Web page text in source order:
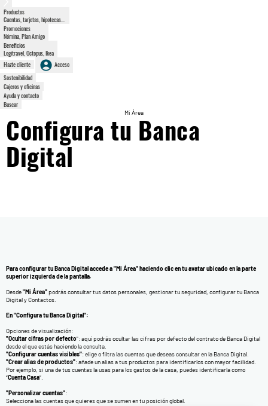
Productos
Cuentas, tarjetas, hipotecas...
Promociones
Nómina, Plan Amigo
Beneficios
Logitravel, Octopus, Ikea
Hazte cliente
Acceso
Sostenibilidad
Cajeros y oficinas
Ayuda y contacto
Buscar
Mi Área
Configura tu Banca
Digital
Para configurar tu Banca Digital accede a "Mi Área" haciendo clic en tu avatar ubicado en la parte
superior izquierda de la pantalla.
Desde"Mi Área"podrás consultar tus datos personales, gestionar tu seguridad, configurar tu Banca
Digital y Contactos.
En "Configura tu Banca Digital":
Opciones de visualización:
"Ocultar cifras por defecto": aquí podrás ocultar las cifras por defecto del contrato de Banca Digital
desde el que estás haciendo la consulta.
"Configurar cuentas visibles": elige o filtra las cuentas que deseas consultar en la Banca Digital.
"Crear alias de productos": añade un alias a tus productos para identificarlos con mayor facilidad.
Por ejemplo, si una de tus cuentas la usas para los gastos de la casa, puedes identificarla como
“Cuenta Casa”.
"Personalizar cuentas":
Selecciona las cuentas que quieres que se sumen en tu posición global.